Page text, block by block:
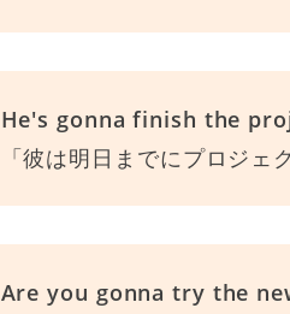
He's gonna finish the
「彼は明日までにプロジェ
Are you gonna try the